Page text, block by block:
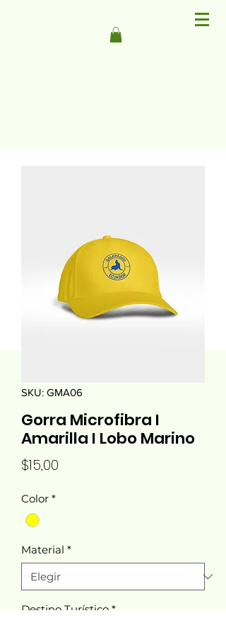
SKU: GMA06
Gorra Microfibra I
Amarilla I Lobo Marino
$15,00
Color *
Material *
Destino Turístico *